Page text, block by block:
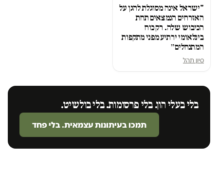
"ישראל אינה מסוגלת להגן על
האזרחים הנמצאים תחת
הכיבוש שלה. רק כוח
בינלאומי ירתיע מפני מתקפות
המתנחלים״
סיון תהל
בלי בעלי הון. בלי פרסומות. בלי בולשיט.
תמכו בעיתונות עצמאית. בלי פחד